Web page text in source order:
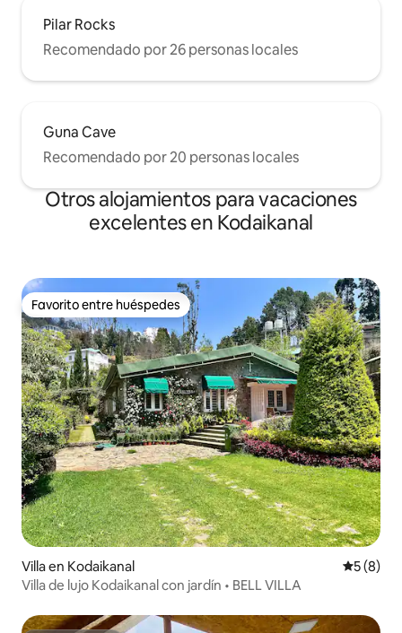
Pilar Rocks
Recomendado por 26 personas locales
Guna Cave
Recomendado por 20 personas locales
Otros alojamientos para vacaciones
excelentes en Kodaikanal
Favorito entre huéspedes
Favorito entre huéspedes
Villa en Kodaikanal
5 (8)
Villa de lujo Kodaikanal con jardín • BELL VILLA